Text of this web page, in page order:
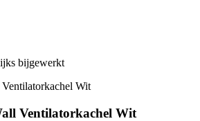
bijgewerkt
Ventilatorkachel Wit